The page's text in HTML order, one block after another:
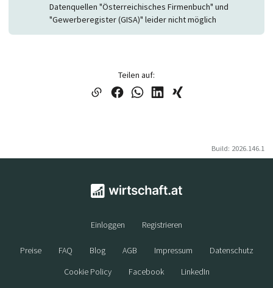
Datenquellen "Österreichisches Firmenbuch" und
"Gewerberegister (GISA)" leider nicht möglich
Teilen auf:
Build: 2026.146.1
Einloggen Registrieren
Preise FAQ Blog AGB Impressum
Datenschutz
Cookie Policy
Facebook LinkedIn